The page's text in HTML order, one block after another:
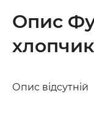
Опис
Опис відсутній